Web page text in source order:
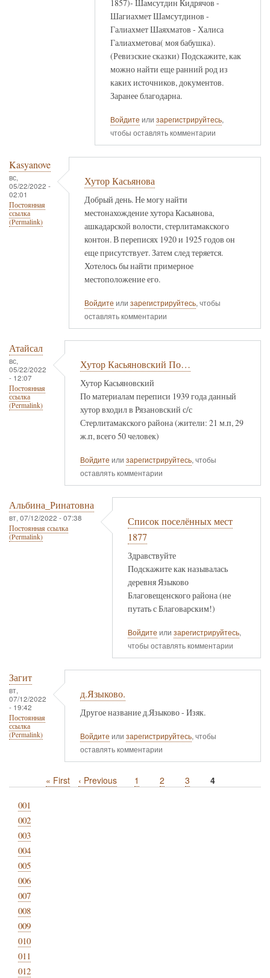
1857)- Шамсутдин Кидрячов -
Шагиахмет Шамсутдинов -
Галиахмет Шаяхматов - Халиса
Галиахметова( моя бабушка).
(Ревизские сказки) Подскажите, как
можно найти еще ранний род из
каких источников, документов.
Заранее благодарна.
Войдите или зарегистрируйтесь,
чтобы оставлять комментарии
Kasyanove
вс,
05/22/2022 -
02:01
Постоянная
ссылка
(Permalink)
Хутор Касьянова
Добрый день. Не могу найти
местонахождение хутора Касьянова,
ашкадарской волости, стерлитамакского
контон. В переписях 1920 и 1925 годов он
еще присутствует. Затем след теряется.
Хотелось бы найти примерное
местоположение его.
Войдите или зарегистрируйтесь, чтобы
оставлять комментарии
Атайсал
вс,
05/22/2022
- 12:07
Постоянная
ссылка
(Permalink)
Хутор Касьяновский По…
Хутор Касьяновский
По материалам переписи 1939 года данный
хутор входил в Рязановский с/с
Стерлитамакского района (жители: 21 м.п, 29
ж.п, всего 50 человек)
Войдите или зарегистрируйтесь, чтобы
оставлять комментарии
Альбина_Ринатовна
вт, 07/12/2022 - 07:38
Постоянная ссылка
(Permalink)
Список поселённых мест
1877
Здравствуйте
Подскажите как называлась
деревня Языково
Благовещенского района (не
путать с Благоварским!)
Войдите или зарегистрируйтесь,
чтобы оставлять комментарии
Загит
вт,
07/12/2022
- 19:42
Постоянная
ссылка
(Permalink)
д.Языково.
Другое название д.Языково - Изяк.
Войдите или зарегистрируйтесь, чтобы
оставлять комментарии
Нумерация
страниц
Первая
« First
Предыдущая
‹ Previous Page
1 Page
2 Page
3
Текущая
4
001
002
003
004
005
006
007
008
009
010
011
012